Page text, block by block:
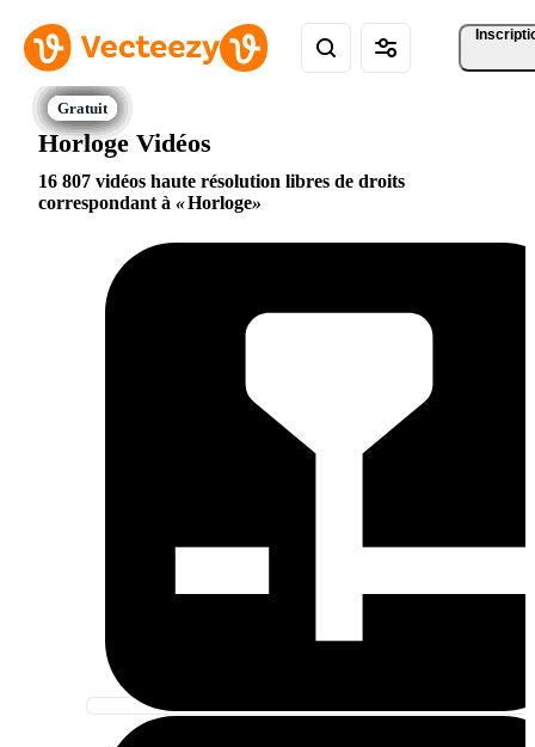
Horloge Vidéos
16 807 vidéos haute résolution libres de droits
correspondant à
Horloge